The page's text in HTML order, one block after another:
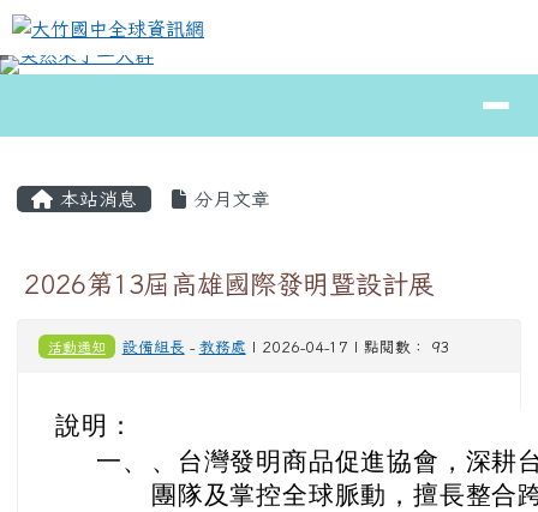
跳至主內容區
大竹國中全球資訊網
⏸
本站消息 分月文章
2026第13屆高雄國際發明暨設計展
活動通知 設備組長 - 教務處 | 2026-04-17 | 點閱數： 93
說明：
一、
、台灣發明商品促進協會，深耕
團隊及掌控全球脈動，擅長整合